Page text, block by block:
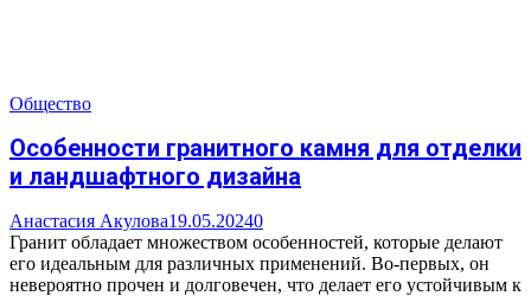
Общество
Особенности гранитного камня для отделки
и ландшафтного дизайна
Анастасия Акулова19.05.20240
Гранит обладает множеством особенностей, которые делают
его идеальным для различных применений. Во-первых, он
невероятно прочен и долговечен, что делает его устойчивым к